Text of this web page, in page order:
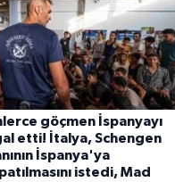
göçmen İspanyayı
etti! İtalya, Schengen
İspanya'ya
istedi, Mad